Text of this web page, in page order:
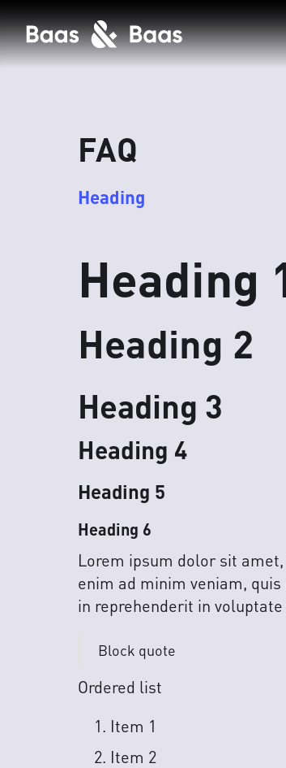
FAQ
Heading
Heading
Heading 2
Heading 3
Heading 4
Heading 5
Heading 6
Lorem ipsum dolor sit
enim ad minim veniam,
in reprehenderit in
Block quote
Ordered list
Item 1
Item 2